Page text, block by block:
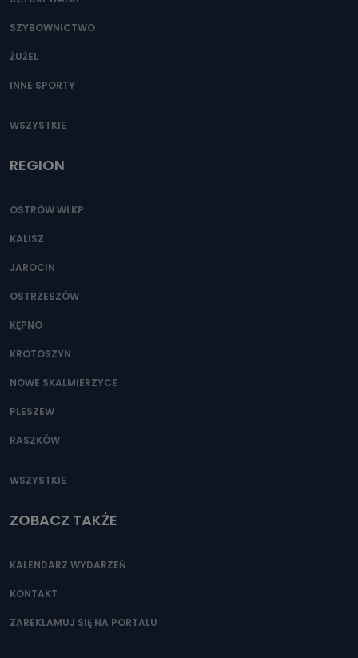
SZYBOWNICTWO
ŻUŻEL
INNE SPORTY
WSZYSTKIE
REGION
OSTRÓW WLKP.
KALISZ
JAROCIN
OSTRZESZÓW
KĘPNO
KROTOSZYN
NOWE SKALMIERZYCE
PLESZEW
RASZKÓW
WSZYSTKIE
ZOBACZ TAKŻE
KALENDARZ WYDARZEŃ
KONTAKT
ZAREKLAMUJ SIĘ NA PORTALU